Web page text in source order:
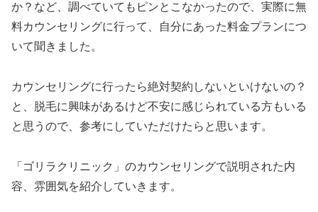
か？など、調べていてもピンとこなかったので、実際に無
料カウンセリングに行って、自分にあった料金プランにつ
いて聞きました。
カウンセリングに行ったら絶対契約しないといけないの？
と、脱毛に興味があるけど不安に感じられている方もいる
と思うので、参考にしていただけたらと思います。
「ゴリラクリニック」のカウンセリングで説明された内
容、雰囲気を紹介していきます。